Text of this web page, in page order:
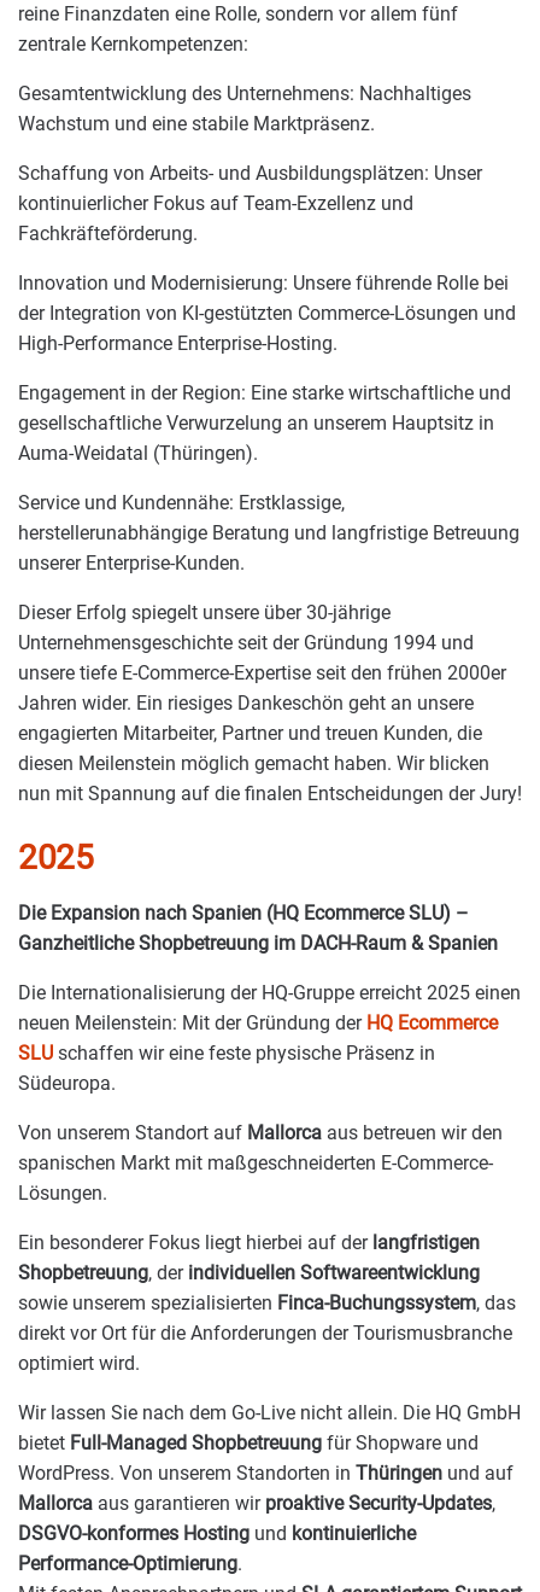
reine Finanzdaten eine Rolle, sondern vor allem fünf
zentrale Kernkompetenzen:
Gesamtentwicklung des Unternehmens: Nachhaltiges
Wachstum und eine stabile Marktpräsenz.
Schaffung von Arbeits- und Ausbildungsplätzen: Unser
kontinuierlicher Fokus auf Team-Exzellenz und
Fachkräfteförderung.
Innovation und Modernisierung: Unsere führende Rolle bei
der Integration von KI-gestützten Commerce-Lösungen und
High-Performance Enterprise-Hosting.
Engagement in der Region: Eine starke wirtschaftliche und
gesellschaftliche Verwurzelung an unserem Hauptsitz in
Auma-Weidatal (Thüringen).
Service und Kundennähe: Erstklassige,
herstellerunabhängige Beratung und langfristige Betreuung
unserer Enterprise-Kunden.
Dieser Erfolg spiegelt unsere über 30-jährige
Unternehmensgeschichte seit der Gründung 1994 und
unsere tiefe E-Commerce-Expertise seit den frühen 2000er
Jahren wider. Ein riesiges Dankeschön geht an unsere
engagierten Mitarbeiter, Partner und treuen Kunden, die
diesen Meilenstein möglich gemacht haben. Wir blicken
nun mit Spannung auf die finalen Entscheidungen der Jury!
2025
Die Expansion nach Spanien (HQ Ecommerce SLU) –
Ganzheitliche Shopbetreuung im DACH-Raum & Spanien
Die Internationalisierung der HQ-Gruppe erreicht 2025 einen
neuen Meilenstein: Mit der Gründung der HQ Ecommerce
SLU schaffen wir eine feste physische Präsenz in
Südeuropa.
Von unserem Standort auf Mallorca aus betreuen wir den
spanischen Markt mit maßgeschneiderten E-Commerce-
Lösungen.
Ein besonderer Fokus liegt hierbei auf der langfristigen
Shopbetreuung, der individuellen Softwareentwicklung
sowie unserem spezialisierten Finca-Buchungssystem, das
direkt vor Ort für die Anforderungen der Tourismusbranche
optimiert wird.
Wir lassen Sie nach dem Go-Live nicht allein. Die HQ GmbH
bietet Full-Managed Shopbetreuung für Shopware und
WordPress. Von unserem Standorten in Thüringen und auf
Mallorca aus garantieren wir proaktive Security-Updates,
DSGVO-konformes Hosting und kontinuierliche
Performance-Optimierung.